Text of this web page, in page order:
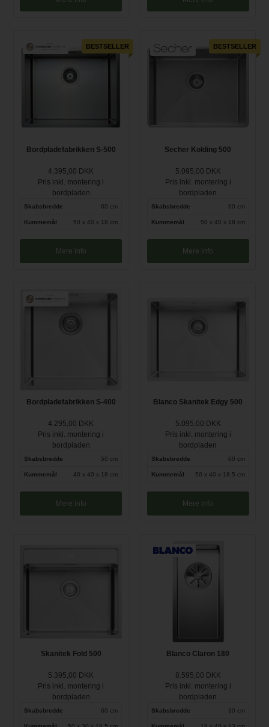
Bordpladefabrikken S-500
4.395,00 DKK
Pris inkl. montering i
bordpladen
Skabsbredde 60 cm
Kummemål 50 x 40 x 18 cm
Mere info
BESTSELLER
Secher Kolding 500
5.095,00 DKK
Pris inkl. montering i
bordpladen
Skabsbredde 60 cm
Kummemål 50 x 40 x 18 cm
Mere info
BESTSELLER
Bordpladefabrikken S-400
4.295,00 DKK
Pris inkl. montering i
bordpladen
Skabsbredde 50 cm
Kummemål 40 x 40 x 18 cm
Mere info
Blanco Skanitek Edgy 500
5.095,00 DKK
Pris inkl. montering i
bordpladen
Skabsbredde 60 cm
Kummemål 50 x 40 x 18,5 cm
Mere info
Skanitek Fold 500
5.395,00 DKK
Pris inkl. montering i
bordpladen
Skabsbredde 60 cm
Blanco Claron 180
8.595,00 DKK
Pris inkl. montering i
bordpladen
Skabsbredde 30 cm